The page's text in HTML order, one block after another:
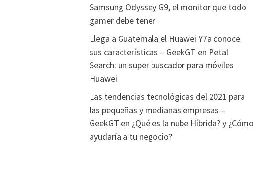
Samsung Odyssey G9, el monitor que todo
gamer debe tener
Llega a Guatemala el Huawei Y7a conoce
sus características – GeekGT en Petal
Search: un super buscador para móviles
Huawei
Las tendencias tecnológicas del 2021 para
las pequeñas y medianas empresas –
GeekGT en ¿Qué es la nube Híbrida? y ¿Cómo
ayudaría a tu negocio?